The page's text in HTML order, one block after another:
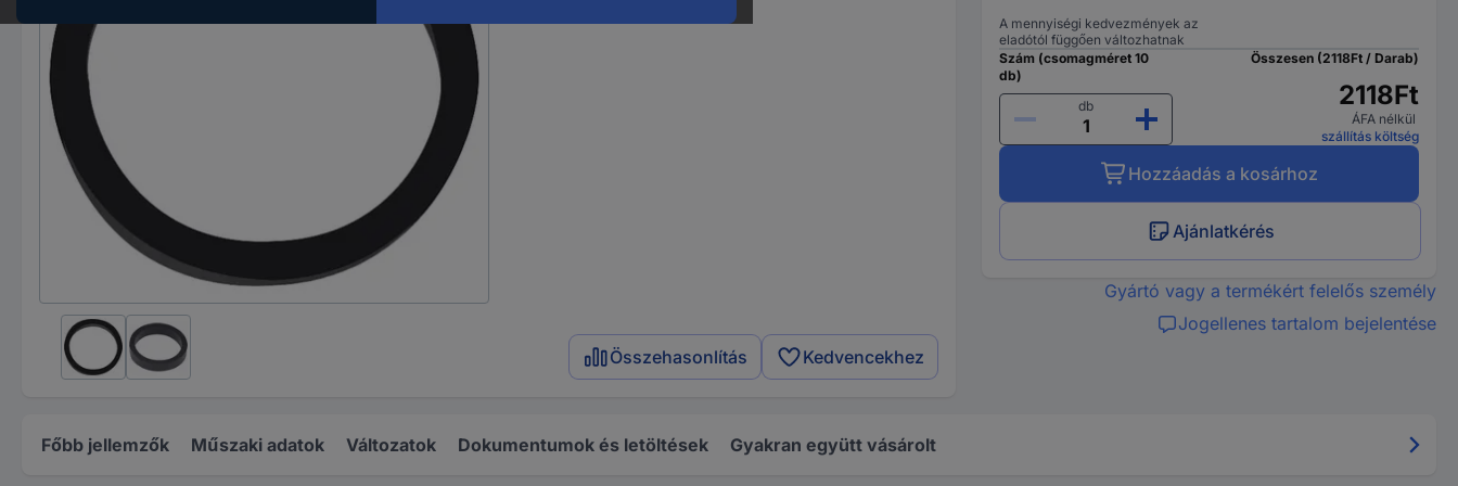
Összehasonlítás Kedvencekhez
A mennyiségi kedvezmények az
eladótól függően változhatnak
Szám (csomagméret 10
db)
db
Összesen (2118Ft / Darab)
2118Ft
ÁFA nélkül
szállítás költség
Hozzáadás a kosárhoz
Ajánlatkérés
Gyártó vagy a termékért felelős személy
Jogellenes tartalom bejelentése
Főbb jellemzők Műszaki adatok Változatok Dokumentumok és letöltések Gyakran együtt vásárolt